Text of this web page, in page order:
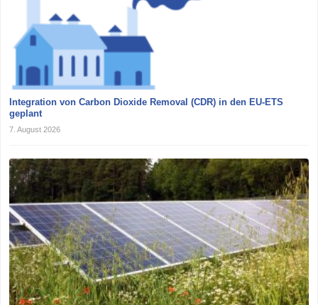
Integration von Carbon Dioxide Removal (CDR) in den EU-ETS
geplant
7. August 2026